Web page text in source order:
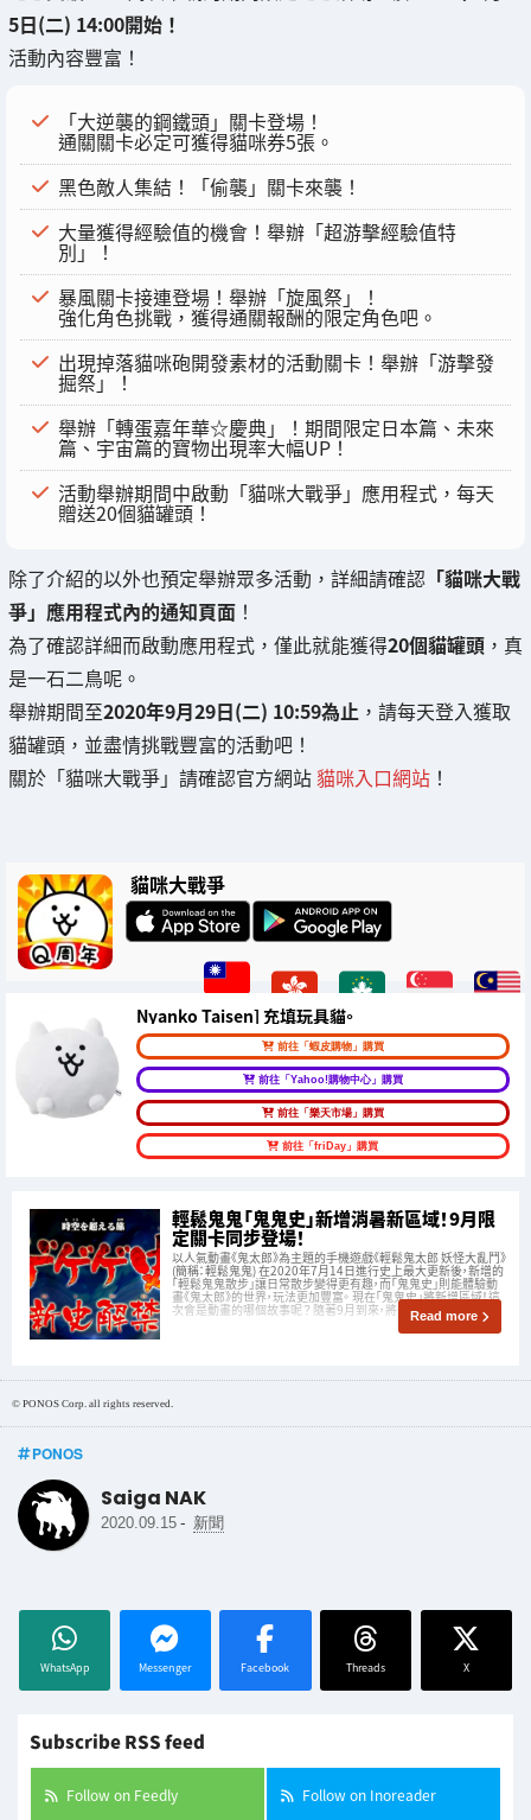
5日(二) 14:00開始！
活動內容豐富！
「大逆襲的鋼鐵頭」關卡登場！
通關關卡必定可獲得貓咪券5張。
黑色敵人集結！「偷襲」關卡來襲！
大量獲得經驗值的機會！舉辦「超游擊經驗值特
別」！
暴風關卡接連登場！舉辦「旋風祭」！
強化角色挑戰，獲得通關報酬的限定角色吧。
出現掉落貓咪砲開發素材的活動關卡！舉辦「游擊發
掘祭」！
舉辦「轉蛋嘉年華☆慶典」！期間限定日本篇、未來
篇、宇宙篇的寶物出現率大幅UP！
活動舉辦期間中啟動「貓咪大戰爭」應用程式，每天
贈送20個貓罐頭！
除了介紹的以外也預定舉辦眾多活動，詳細請確認 「貓咪大戰
爭」應用程式內的通知頁面 ！
為了確認詳細而啟動應用程式，僅此就能獲得20個貓罐頭 ，真
是一石二鳥呢。
舉辦期間至2020年9月29日(二) 10:59為止 ，請每天登入獲取
貓罐頭，並盡情挑戰豐富的活動吧！
關於「貓咪大戰爭」請確認官方網站貓咪入口網站 ！
貓咪大戰爭
Nyanko Taisen] 充填玩具貓。
前往「蝦皮購物」購買
前往「Yahoo!購物中心」購買
前往「樂天市場」購買
前往「friDay」購買
輕鬆鬼鬼「鬼鬼史」新增消暑新區域！9月限
定關卡同步登場！
以人氣動畫《鬼太郎》為主題的手機遊戲《輕鬆鬼太郎 妖怪大亂鬥》
(簡稱：輕鬆鬼鬼) 在2020年7月14日進行史上最大更新後，新增的
「輕鬆鬼鬼散步」讓日常散步變得更有趣，而「鬼鬼史」則能體驗動
畫《鬼太郎》的世界，玩法更加豐富。 現在「鬼鬼史」將新增區域！這
次會是動畫的哪個故事呢？ 隨著9月到來，將一口氣介紹9月限定
Read more
© PONOS Corp. all rights reserved.
PONOS
Saiga NAK
2020.09.15 - 新聞
WhatsApp Messenger Facebook Threads X
Subscribe RSS feed
Follow on Feedly Follow on Inoreader